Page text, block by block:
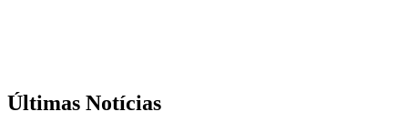
Últimas Notícias